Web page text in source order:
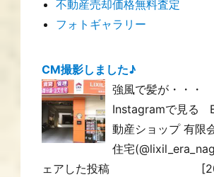
不動産売却価格無料査定
フォトギャラリー
CM撮影しました♪
強風で髪が・・・
Instagramで見る
動産ショップ 有限
住宅
ェアした投稿